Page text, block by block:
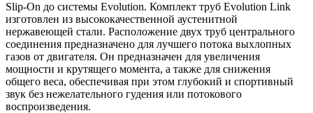
Slip-On до системы Evolution. Комплект труб Evolution Link
изготовлен из высококачественной аустенитной
нержавеющей стали. Расположение двух труб центрального
соединения предназначено для лучшего потока выхлопных
газов от двигателя. Он предназначен для увеличения
мощности и крутящего момента, а также для снижения
общего веса, обеспечивая при этом глубокий и спортивный
звук без нежелательного гудения или потокового
воспроизведения.